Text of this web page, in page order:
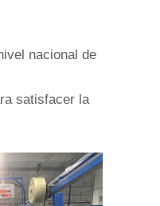
nacional de
satisfacer la